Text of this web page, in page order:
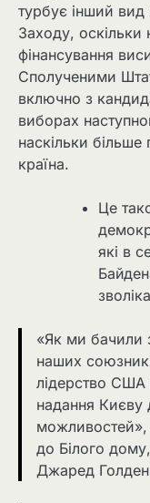
турбує інший вид
Заходу, оскільки
фінансування
Сполученими
включно з
виборах
наскільки
країна.
Це
які в
«Як ми бачили
наших
лідерство США
надання Києву
можливостей»,
до Білого
Джаред